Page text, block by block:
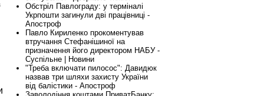
Обстріл Павлограду: у терміналі
Укрпошти загинули дві працівниці -
Апостроф
Павло Кириленко прокоментував
втручання Стефанішиної на
призначення його директором НАБУ -
Суспільне | Новини
"Треба включати пилосос": Давидюк
назвав три шляхи захисту України
від балістики - Апостроф